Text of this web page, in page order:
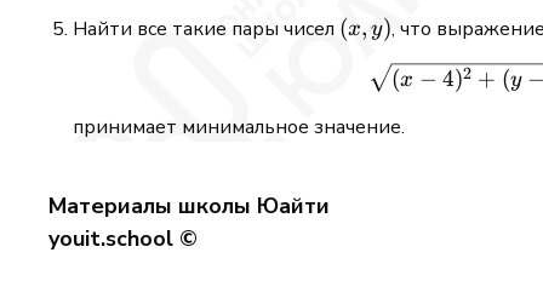
Найти все такие пары чисел (x,y)
(x, y), что выражение
(x − 4)2 + (y −
принимает минимальное значение.
Материалы школы Юайти
youit.school ©